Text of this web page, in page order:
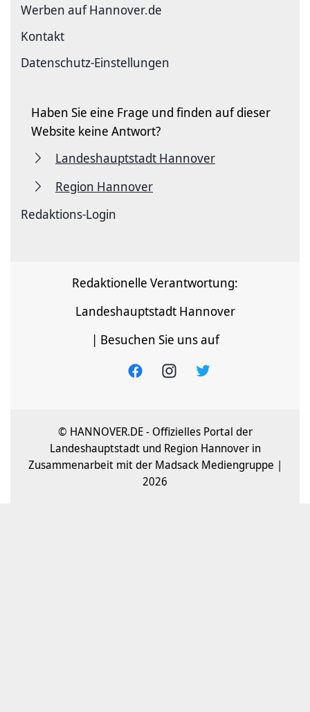
Werben auf Hannover.de
Kontakt
Datenschutz-Einstellungen
Haben Sie eine Frage und finden auf dieser
Website keine Antwort?
Landeshauptstadt Hannover
Region Hannover
Redaktions-Login
Redaktionelle Verantwortung:
Landeshauptstadt Hannover
| Besuchen Sie uns auf
© HANNOVER.DE - Offizielles Portal der
Landeshauptstadt und Region Hannover in
Zusammenarbeit mit der Madsack Mediengruppe |
2026